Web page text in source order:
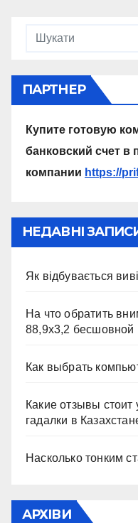
ПАРТНЕР
Купите готовую
банковский счет в
компании https://
НЕДАВНІ
Як відбувається
На что обратить
88,9х3,2 бесшовной
Как выбрать
Какие отзывы
гадалки в
Насколько тонким
АРХІВИ